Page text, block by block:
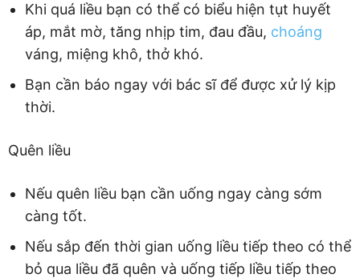
Khi quá liều bạn có thể có biểu hiện tụt huyết
áp, mắt mờ, tăng nhịp tim, đau đầu, choáng
váng, miệng khô, thở khó.
Bạn cần báo ngay với bác sĩ để được xử lý kịp
thời.
Quên liều
Nếu quên liều bạn cần uống ngay càng sớm
càng tốt.
Nếu sắp đến thời gian uống liều tiếp theo có thể
bỏ qua liều đã quên và uống tiếp liều tiếp theo